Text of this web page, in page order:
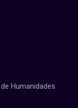
Humanidades